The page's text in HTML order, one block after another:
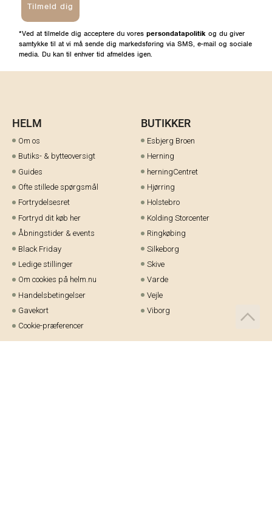
Tilmeld dig
*Ved at tilmelde dig acceptere du vores persondatapolitik og du giver
samtykke til at vi må sende dig markedsføring via SMS, e-mail og sociale
media. Du kan til enhver tid afmeldes igen.
HELM
Om os
Butiks- & bytteoversigt
Guides
Ofte stillede spørgsmål
Fortrydelsesret
Fortryd dit køb her
Åbningstider & events
Black Friday
Ledige stillinger
Om cookies på helm.nu
Handelsbetingelser
Gavekort
Cookie-præferencer
BUTIKKER
Esbjerg Broen
Herning
herningCentret
Hjørring
Holstebro
Kolding Storcenter
Ringkøbing
Silkeborg
Skive
Varde
Vejle
Viborg